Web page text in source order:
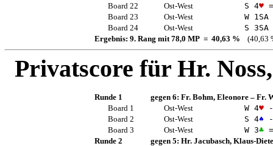
Board 22
Ost-West S 4♥=
Board 23
Ost-West W 1 SA
Board 24
Ost-West S 3SA
Ergebnis: 9. Rang mit 78,0 MP = 40,63 % (40,63
Privatscore für Hr.
Runde 1 gegen 6: Fr. Bohm, Eleonore– Fr.
Board 1
Ost-West W 4♥-
Board 2
Ost-West S 4♠
Board 3
Ost-West W 3♣=
Runde 2
gegen 5: Hr. Jacubasch, Klaus-